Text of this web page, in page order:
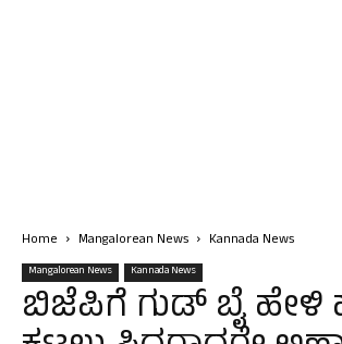
Home Mangalorean News Kannada News
Mangalorean News Kannada News
ಬಿಜೆಪಿಗೆ ಗುಡ್ ಬೈ ಹೇಳಿ